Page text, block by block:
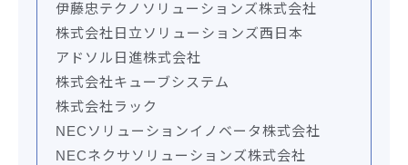
伊藤忠テクノソリューションズ株式会社
株式会社日立ソリューションズ西日本
アドソル日進株式会社
株式会社キューブシステム
株式会社ラック
NECソリューションイノベータ株式会社
NECネクサソリューションズ株式会社